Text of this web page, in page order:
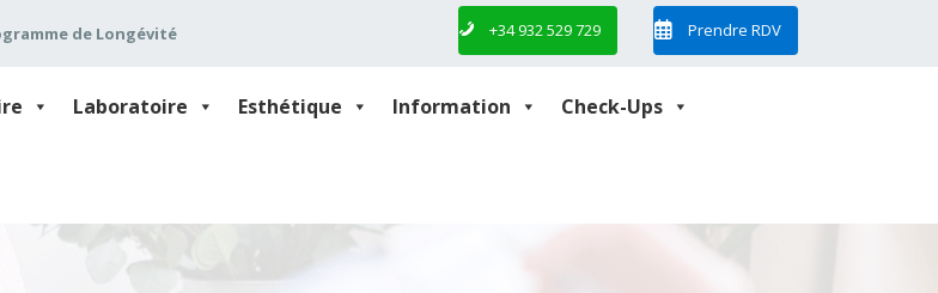
de Longévité +34 932 529 729 Prendre RDV
Laboratoire Esthétique Information Check-Ups